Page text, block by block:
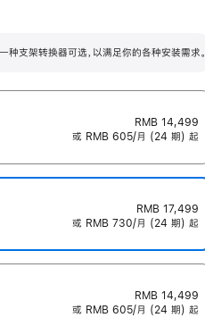
毫米的高度调节范围。
支架转换器可选，以满足你的各种安装需求。
RMB 14,499
或 RMB 605/月 (24 期) 起
RMB 17,499
或 RMB 730/月 (24 期) 起
RMB 14,499
或 RMB 605/月 (24 期) 起